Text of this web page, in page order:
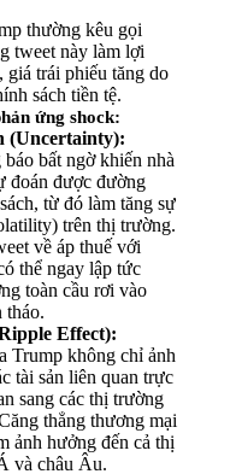
thường kêu gọi
tweet này làm lợi
giá trái phiếu tăng do
sách tiền tệ.
ứng shock:
(Uncertainty):
bất ngờ khiến nhà
đoán được đường
từ đó làm tăng sự
trên thị trường.
về áp thuế với
thể ngay lập tức
toàn cầu rơi vào
tháo.
Effect):
Trump không chỉ ảnh
tài sản liên quan trực
sang các thị trường
thẳng thương mại
ảnh hưởng đến cả thị
và châu Âu.